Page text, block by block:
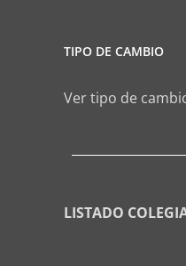
TIPO DE CAMBIO
Ver tipo de
LISTADO